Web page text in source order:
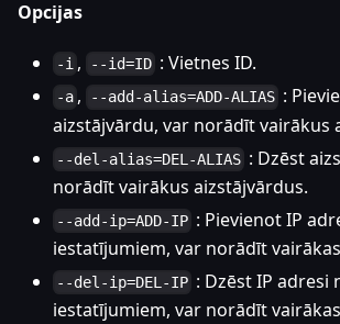
Opcijas
-i , --id=ID : Vietnes ID.
-a , --add-alias=ADD-ALIAS :
aizstājvārdu, var norādīt vairākus
--del-alias=DEL-ALIAS : Dzēst
norādīt vairākus aizstājvārdus.
--add-ip=ADD-IP : Pievienot IP
iestatījumiem, var norādīt
--del-ip=DEL-IP : Dzēst IP adresi
iestatījumiem, var norādīt